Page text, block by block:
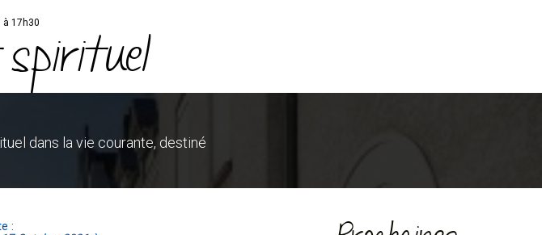
à 17h30
spirituel
dans la vie courante, destiné
: